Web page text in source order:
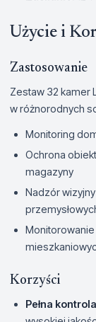
Użycie i
Zastosowanie
Zestaw 32 kamer
w różnorodnych
Monitoring
Ochrona
magazyny
Nadzór
Korzyści
Pełna